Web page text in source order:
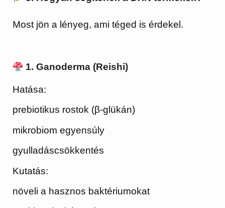
Most jön a lényeg, ami téged is érdekel.
1. Ganoderma (Reishi)
Hatása:
prebiotikus rostok (β-glükán)
mikrobiom egyensúly
gyulladáscsökkentés
Kutatás:
növeli a hasznos baktériumokat